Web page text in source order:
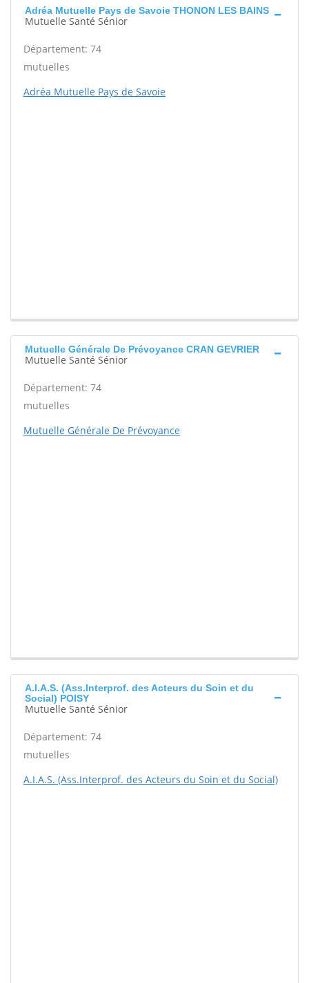
Adréa Mutuelle Pays de Savoie THONON LES BAINS
Mutuelle Santé Sénior
Département: 74
mutuelles
Adréa Mutuelle Pays de Savoie
Mutuelle Générale De Prévoyance CRAN GEVRIER
Mutuelle Santé Sénior
Département: 74
mutuelles
Mutuelle Générale De Prévoyance
A.I.A.S. (Ass.Interprof. des Acteurs du Soin et du
Social) POISY
Mutuelle Santé Sénior
Département: 74
mutuelles
A.I.A.S. (Ass.Interprof. des Acteurs du Soin et du Social)